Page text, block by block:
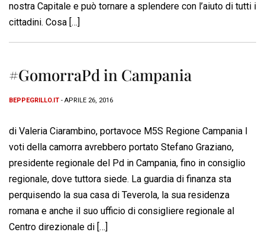
nostra Capitale e può tornare a splendere con l’aiuto di tutti i
cittadini. Cosa […]
#GomorraPd in Campania
BEPPEGRILLO.IT - APRILE 26, 2016
di Valeria Ciarambino, portavoce M5S Regione Campania I
voti della camorra avrebbero portato Stefano Graziano,
presidente regionale del Pd in Campania, fino in consiglio
regionale, dove tuttora siede. La guardia di finanza sta
perquisendo la sua casa di Teverola, la sua residenza
romana e anche il suo ufficio di consigliere regionale al
Centro direzionale di […]